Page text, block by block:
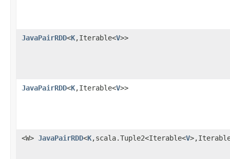
JavaPairRDD<K,Iterable<V>>
JavaPairRDD<K,Iterable<V>>
<W> JavaPairRDD<K,scala.Tuple2<Iterable<V